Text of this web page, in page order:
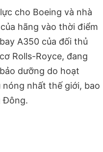
cho Boeing và nhà
hãng vào thời điểm
A350 của đối thủ
Rolls-Royce, đang
dưỡng do hoạt
nhất thế giới, bao
Đông.